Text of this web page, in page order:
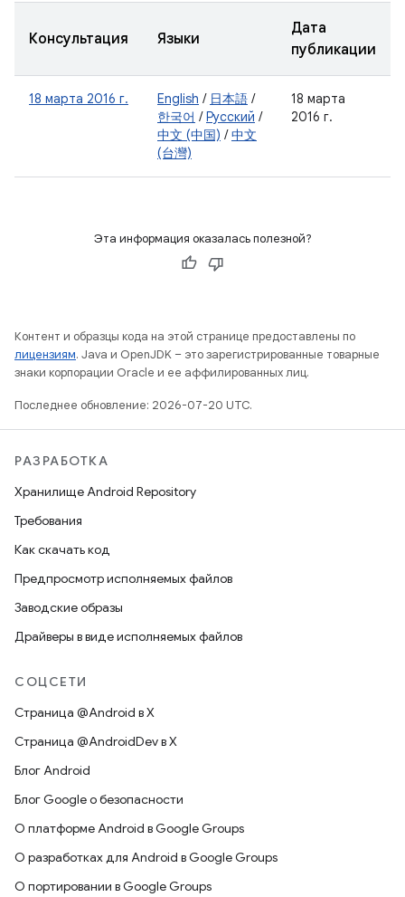
Консультация Языки
Дата
публикации
18 марта 2016 г. English / 日本語 /
한국어 /Русский /
中文 (中国) /中文
(台灣)
18 марта
2016 г.
Эта информация оказалась полезной?
Контент и образцы кода на этой странице предоставлены по
лицензиям. Java и OpenJDK – это зарегистрированные товарные
знаки корпорации Oracle и ее аффилированных лиц.
Последнее обновление: 2026-07-20 UTC.
РАЗРАБОТКА
Хранилище Android Repository
Требования
Как скачать код
Предпросмотр исполняемых файлов
Заводские образы
Драйверы в виде исполняемых файлов
СОЦСЕТИ
Страница @Android в X
Страница @AndroidDev в X
Блог Android
Блог Google о безопасности
О платформе Android в Google Groups
О разработках для Android в Google Groups
О портировании в Google Groups